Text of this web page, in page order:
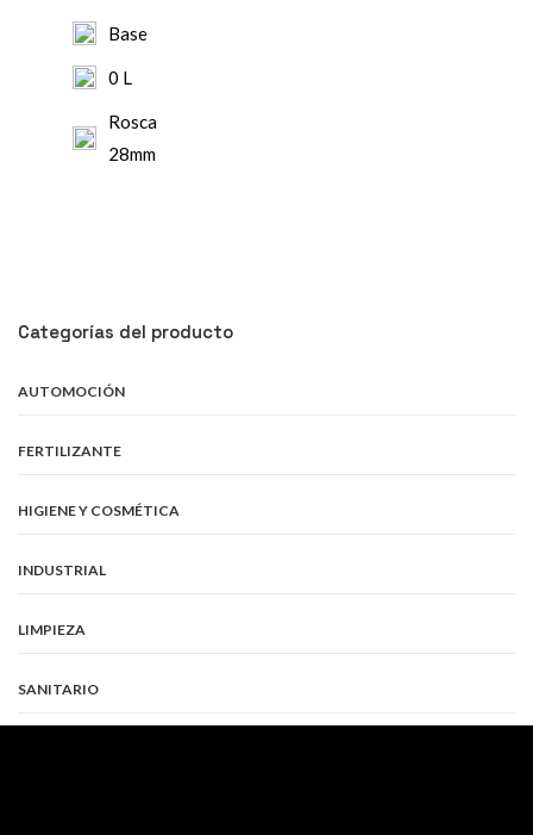
Categorías del producto
AUTOMOCIÓN
FERTILIZANTE
HIGIENE Y COSMÉTICA
INDUSTRIAL
LIMPIEZA
SANITARIO
Base
0 L
Rosca
28mm